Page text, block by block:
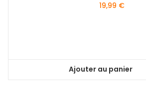
19,99 €
Ajouter au panier